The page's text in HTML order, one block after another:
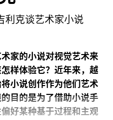
利用各种材料的实践方
主
利克谈艺术家小说
家的小说对视觉艺术来
样体验它？近年来，越
小说创作作为他们艺术
目的是为了借助小说手
好某种基于过程和主观